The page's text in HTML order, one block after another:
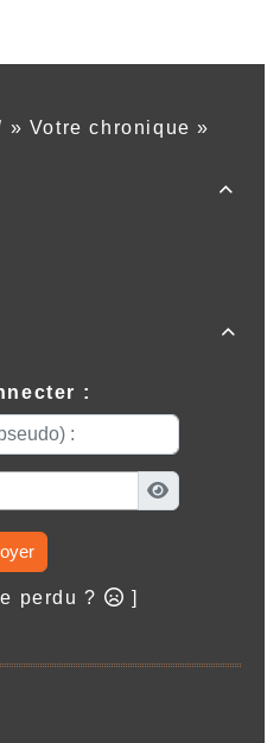
» Votre chronique »


:
perdu ? ]